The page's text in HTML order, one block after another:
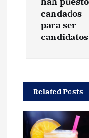
c
ó
candados
para ser
candidatos
Related Posts